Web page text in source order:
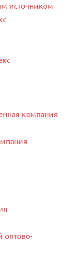
источником
компания
оптово-